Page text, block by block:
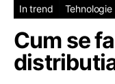
In trend Tehnologie
Cum se